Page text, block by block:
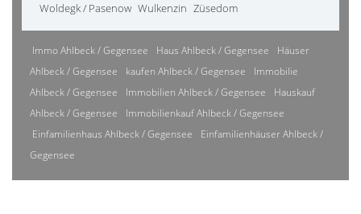
Woldegk / Pasenow Wulkenzin Züsedom
Immo Ahlbeck / Gegensee Haus Ahlbeck / Gegensee
Häuser
Ahlbeck / Gegensee
kaufen Ahlbeck / Gegensee
Immobilie
Ahlbeck / Gegensee
Immobilien Ahlbeck / Gegensee
Hauskauf
Ahlbeck / Gegensee
Immobilienkauf Ahlbeck / Gegensee
Einfamilienhaus Ahlbeck / Gegensee
Einfamilienhäuser Ahlbeck /
Gegensee